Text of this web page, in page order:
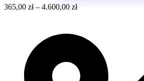
365,00 zł– 4.600,00 zł